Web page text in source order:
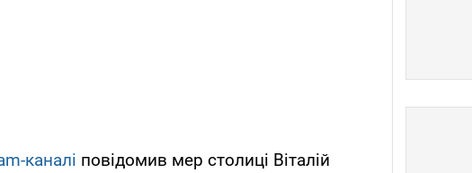
каналі повідомив мер столиці Віталій